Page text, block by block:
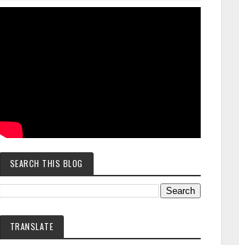
SEARCH THIS BLOG
TRANSLATE